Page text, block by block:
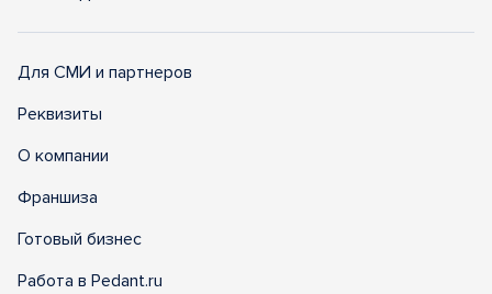
Для СМИ и партнеров
Реквизиты
О компании
Франшиза
Готовый бизнес
Работа в Pedant.ru